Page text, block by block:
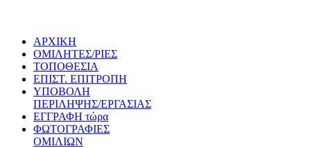
ΑΡΧΙΚΗ
ΟΜΙΛΗΤΕΣ/ΡΙΕΣ
ΤΟΠΟΘΕΣΙΑ
ΕΠΙΣΤ. ΕΠΙΤΡΟΠΗ
ΥΠΟΒΟΛΗ
ΠΕΡΙΛΗΨΗΣ/ΕΡΓΑΣΙΑΣ
ΕΓΓΡΑΦΗ τώρα
ΦΩΤΟΓΡΑΦΙΕΣ
ΟΜΙΛΙΩΝ